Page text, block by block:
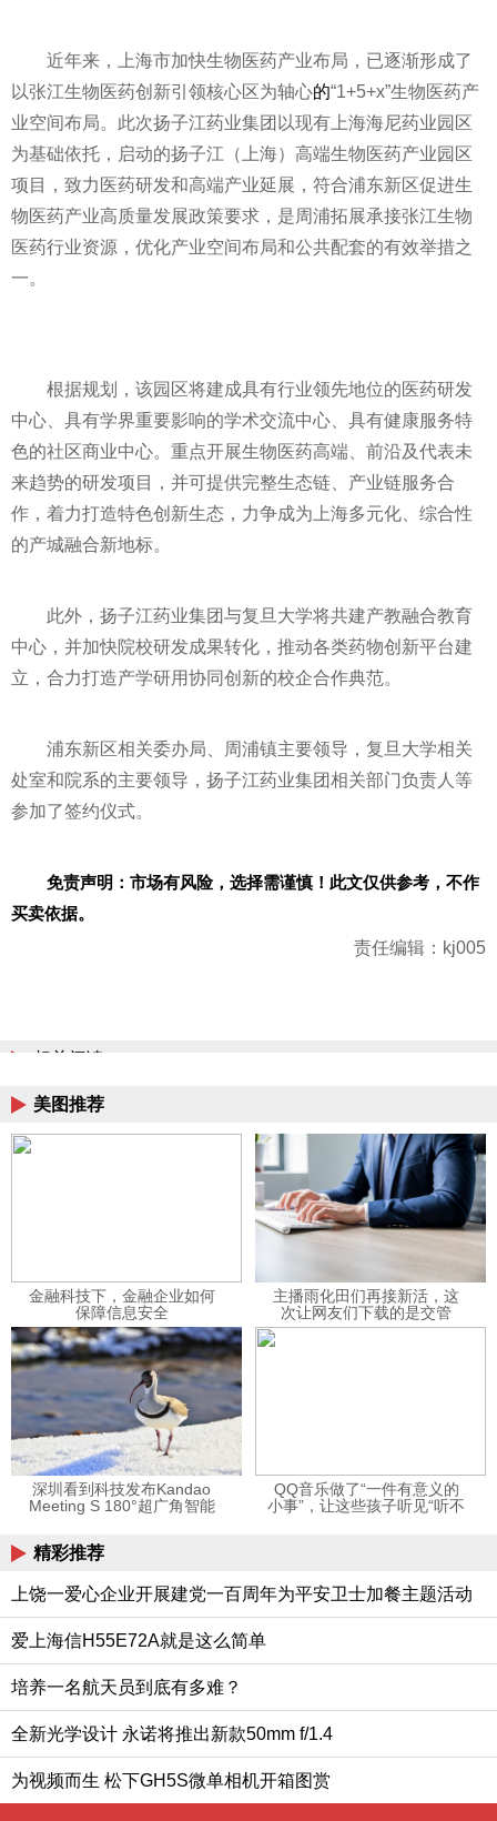
近年来，上海市加快生物医药产业布局，已逐渐形成了
以张江生物医药创新引领核心区为轴心的“1+5+x”生物医药产
业空间布局。此次扬子江药业集团以现有上海海尼药业园区
为基础依托，启动的扬子江（上海）高端生物医药产业园区
项目，致力医药研发和高端产业延展，符合浦东新区促进生
物医药产业高质量发展政策要求，是周浦拓展承接张江生物
医药行业资源，优化产业空间布局和公共配套的有效举措之
一。
根据规划，该园区将建成具有行业领先地位的医药研发
中心、具有学界重要影响的学术交流中心、具有健康服务特
色的社区商业中心。重点开展生物医药高端、前沿及代表未
来趋势的研发项目，并可提供完整生态链、产业链服务合
作，着力打造特色创新生态，力争成为上海多元化、综合性
的产城融合新地标。
此外，扬子江药业集团与复旦大学将共建产教融合教育
中心，并加快院校研发成果转化，推动各类药物创新平台建
立，合力打造产学研用协同创新的校企合作典范。
浦东新区相关委办局、周浦镇主要领导，复旦大学相关
处室和院系的主要领导，扬子江药业集团相关部门负责人等
参加了签约仪式。
免责声明：市场有风险，选择需谨慎！此文仅供参考，不作
买卖依据。
责任编辑：kj005
相关阅读
美图推荐
金融科技下，金融企业如何
保障信息安全
主播雨化田们再接新活，这
次让网友们下载的是交管
12123APP
深圳看到科技发布Kandao
Meeting S 180°超广角智能
QQ音乐做了“一件有意义的
小事”，让这些孩子听见“听不
精彩推荐
上饶一爱心企业开展建党一百周年为平安卫士加餐主题活动
爱上海信H55E72A就是这么简单
培养一名航天员到底有多难？
全新光学设计 永诺将推出新款50mm f/1.4
为视频而生 松下GH5S微单相机开箱图赏